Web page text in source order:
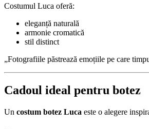
Costumul Luca oferă:
eleganță naturală
armonie cromatică
stil distinct
„Fotografiile păstrează emoțiile pe care
Cadoul ideal pentru botez
Un costum botez Luca este o alegere